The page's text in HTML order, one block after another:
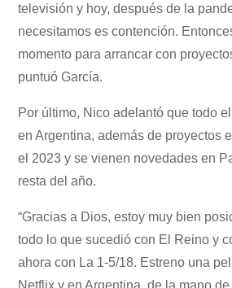
televisión y hoy, después de la
necesitamos es contención.
momento para arrancar con
puntuó García.
Por último, Nico adelantó que todo
en Argentina, además de proyectos
el 2023 y se vienen novedades en
resta del año.
“Gracias a Dios, estoy muy bien
todo lo que sucedió con El Reino y
ahora con La 1-5/18. Estreno una
Netflix y en Argentina, de la mano